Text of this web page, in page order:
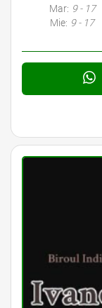
Mar: 9 - 17
Mie: 9 - 17